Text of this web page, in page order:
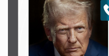
İlham Əliyev müharibədə